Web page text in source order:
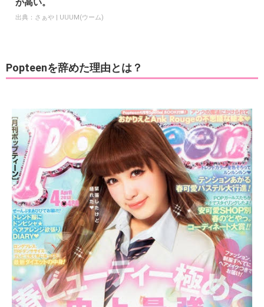
が高い。
出典： さぁや | UUUM(ウーム)
Popteenを辞めた理由とは？